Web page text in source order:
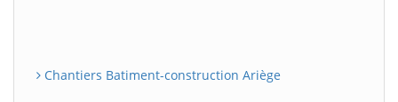
Chantiers Batiment-construction Ariège